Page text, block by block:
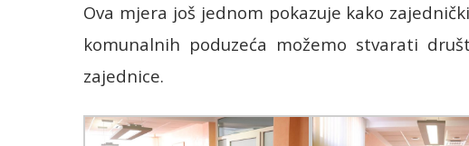
Ova mjera još jednom pokazuje kako
komunalnih poduzeća možemo stvarati
zajednice.